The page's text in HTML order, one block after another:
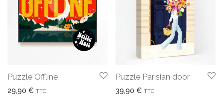
Puzzle Offline
29,90 € TTC
Puzzle Parisian door
39,90 € TTC